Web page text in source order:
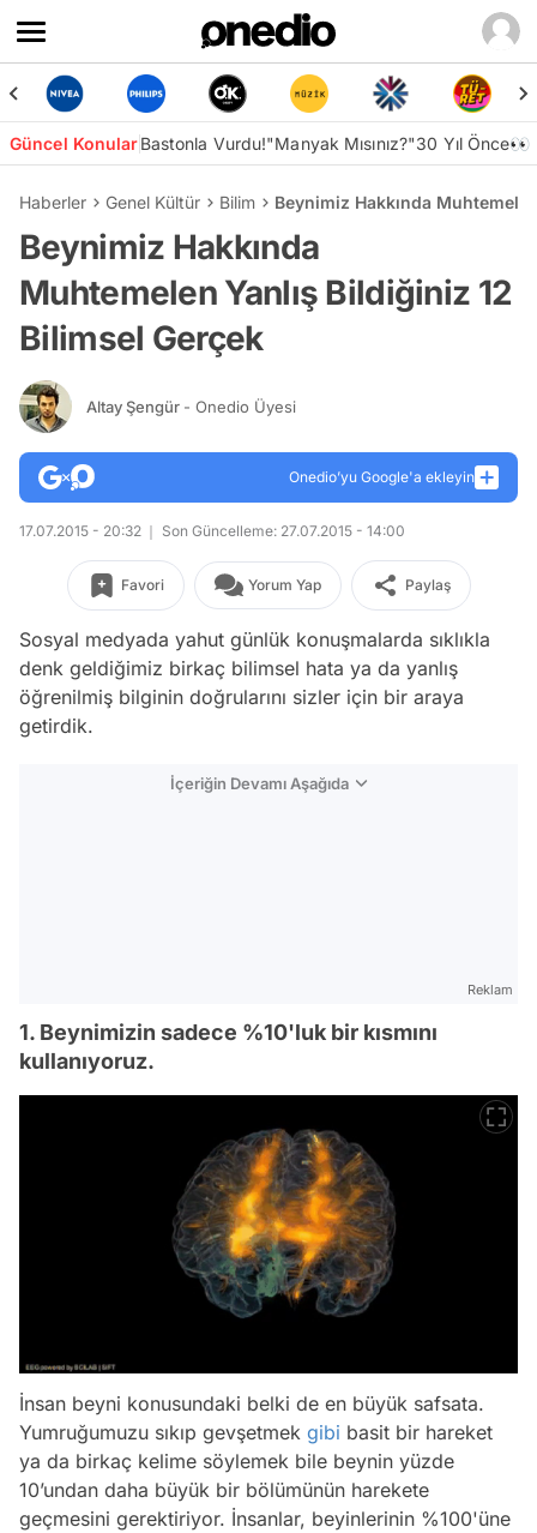
Güncel KonularBastonla Vurdu!"Manyak Mısınız?"30 Yıl Önce👀
Haberler Genel Kültür Bilim Beynimiz Hakkında
Beynimiz Hakkında
Muhtemelen Yanlış Bildiğiniz 12
Bilimsel Gerçek
Altay Şengür - Onedio Üyesi
Onedio’yu Google'a ekleyin
17.07.2015 - 20:32 Son Güncelleme: 27.07.2015 - 14:00
Favori Yorum Yap Paylaş
Sosyal medyada yahut günlük konuşmalarda sıklıkla
denk geldiğimiz birkaç bilimsel hata ya da yanlış
öğrenilmiş bilginin doğrularını sizler için bir araya
getirdik.
İçeriğin Devamı Aşağıda
Reklam
1. Beynimizin sadece %10'luk bir kısmını
kullanıyoruz.
İnsan beyni konusundaki belki de en büyük safsata.
Yumruğumuzu sıkıp gevşetmek gibi basit bir hareket
ya da birkaç kelime söylemek bile beynin yüzde
10’undan daha büyük bir bölümünün harekete
geçmesini gerektiriyor. İnsanlar, beyinlerinin %100'üne